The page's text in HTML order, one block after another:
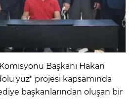
Başkanı Hakan
projesi kapsamında
başkanlarından oluşan bir